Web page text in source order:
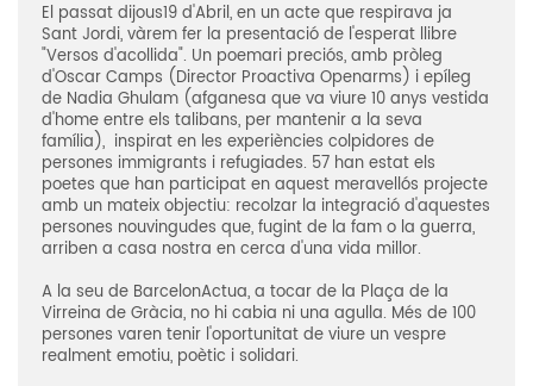
El passat dijous19 d'Abril, en un acte que respirava ja
Sant Jordi, vàrem fer la presentació de l'esperat llibre
"Versos d'acollida". Un poemari preciós, amb pròleg
d'Oscar Camps (Director Proactiva Openarms) i epíleg
de Nadia Ghulam (afganesa que va viure 10 anys vestida
d'home entre els talibans, per mantenir a la seva
família), inspirat en les experiències colpidores de
persones immigrants i refugiades. 57 han estat els
poetes que han participat en aquest meravellós projecte
amb un mateix objectiu: recolzar la integració d'aquestes
persones nouvingudes que, fugint de la fam o la guerra,
arriben a casa nostra en cerca d'una vida millor.
A la seu de BarcelonActua, a tocar de la Plaça de la
Virreina de Gràcia, no hi cabia ni una agulla. Més de 100
persones varen tenir l'oportunitat de viure un vespre
realment emotiu, poètic i solidari.